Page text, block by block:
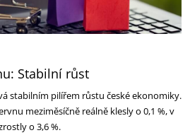
Stabilní růst
stabilním pilířem růstu české ekonomiky.
meziměsíčně reálně klesly o 0,1 %, v
o 3,6 %.